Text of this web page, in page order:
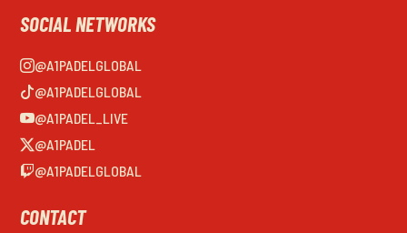
SOCIAL NETWORKS
@A1PADELGLOBAL
@A1PADELGLOBAL
@A1PADEL_LIVE
@A1PADEL
@A1PADELGLOBAL
CONTACT